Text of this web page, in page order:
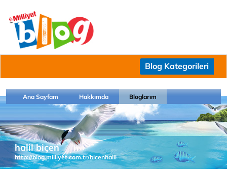
Blog Kategorileri
Ana Sayfam Hakkımda Bloglarım
halil biçen
http://blog.milliyet.com.tr/bicenhalil